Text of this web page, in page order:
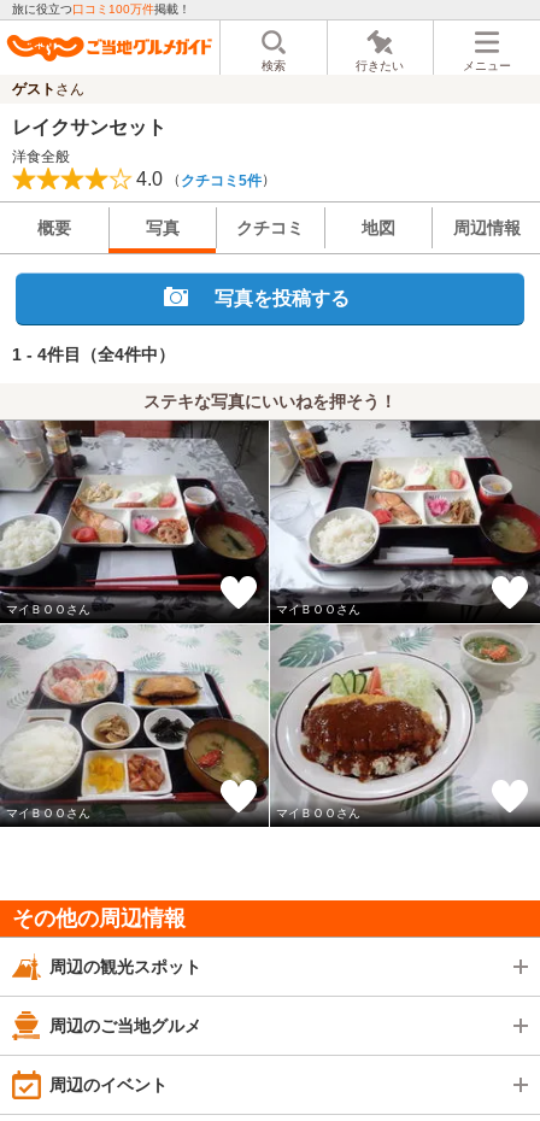
旅に役立つ口コミ100万件掲載！
検索 行きたい メニュー
ゲスト さん
レイクサンセット
洋食全般
4.0 （ クチコミ5件）
概要 写真 クチコミ 地図 周辺情報
写真を投稿する
1 - 4件目 （全4件中）
ステキな写真にいいねを押そう！
マイＢＯＯさん マイＢＯＯさん
マイＢＯＯさん マイＢＯＯさん
その他の周辺情報
周辺の観光スポット
周辺のご当地グルメ
周辺のイベント